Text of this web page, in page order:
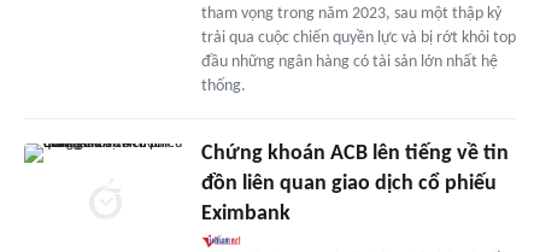
tham vọng trong năm 2023, sau một thập kỷ
trải qua cuộc chiến quyền lực và bị rớt khỏi top
đầu những ngân hàng có tài sản lớn nhất hệ
thống.
Chứng khoán ACB lên tiếng về tin
đồn liên quan giao dịch cổ phiếu
Eximbank